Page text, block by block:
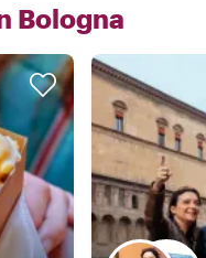
Bologna